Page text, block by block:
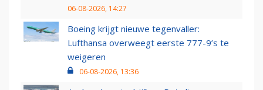
06-08-2026, 14:27
Boeing krijgt nieuwe tegenvaller:
Lufthansa overweegt eerste 777-9’s te
weigeren
06-08-2026, 13:36